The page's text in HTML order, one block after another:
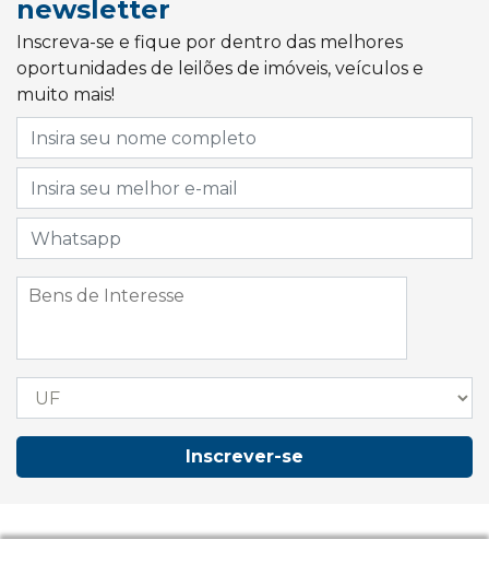
newsletter
Inscreva-se e fique por dentro das melhores
oportunidades de leilões de imóveis, veículos e
muito mais!
Inscrever-se